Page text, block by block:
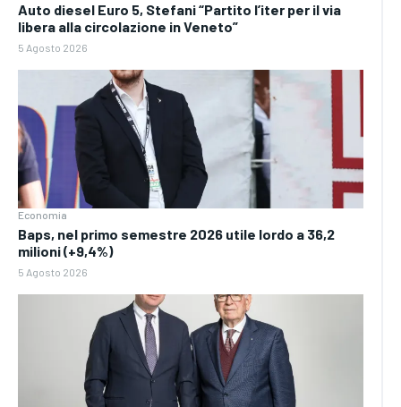
Auto diesel Euro 5, Stefani “Partito l’iter per il via
libera alla circolazione in Veneto”
5 Agosto 2026
Economia
Baps, nel primo semestre 2026 utile lordo a 36,2
milioni (+9,4%)
5 Agosto 2026